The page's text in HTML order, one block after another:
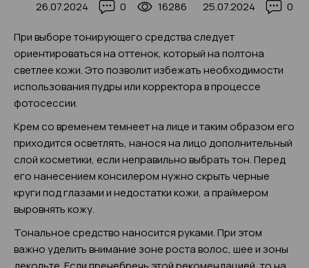
пошагово с фото-примерами
26.07.2024 0 16286
25.07.2024
0
При выборе тонирующего средства следует
ориентироваться на оттенок, который на полтона
светлее кожи. Это позволит избежать необходимости
использования пудры или корректора в процессе
фотосессии.
Крем со временем темнеет на лице и таким образом его
приходится осветлять, нанося на лицо дополнительный
слой косметики, если неправильно выбрать тон. Перед
его нанесением консилером нужно скрыть черные
круги под глазами и недостатки кожи, а праймером
выровнять кожу.
Тональное средство наносится руками. При этом
важно уделить внимание зоне роста волос, шее и зоны